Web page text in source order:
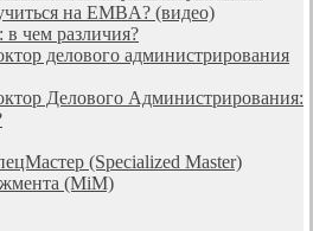
на EMBA? (видео)
чем различия?
делового администрирования
Делового Администрирования:
(Specialized Master)
(MiM)